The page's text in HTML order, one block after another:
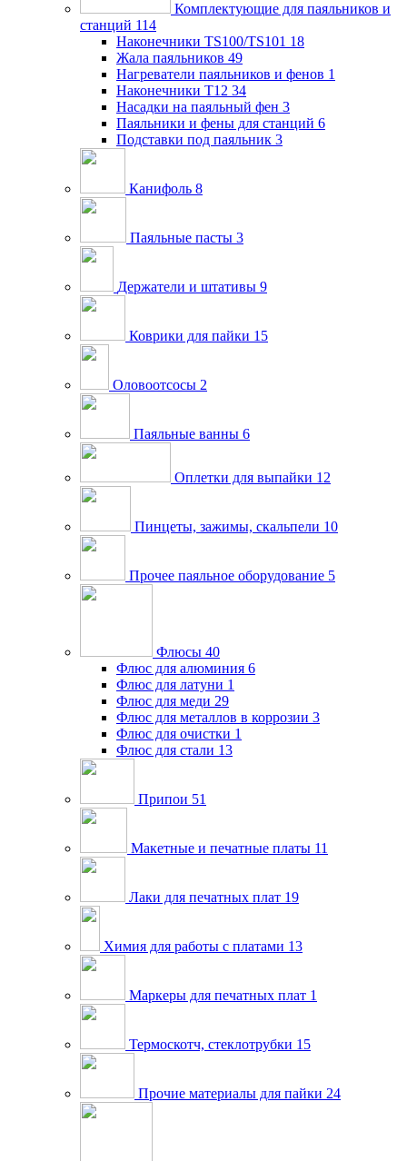
Комплектующие для паяльников и
станций 114
Наконечники TS100/TS101 18
Жала паяльников 49
Нагреватели паяльников и фенов 1
Наконечники T12 34
Насадки на паяльный фен 3
Паяльники и фены для станций 6
Подставки под паяльник 3
Канифоль 8
Паяльные пасты 3
Держатели и штативы 9
Коврики для пайки 15
Оловоотсосы 2
Паяльные ванны 6
Оплетки для выпайки 12
Пинцеты, зажимы, скальпели 10
Прочее паяльное оборудование 5
Флюсы 40
Флюс для алюминия 6
Флюс для латуни 1
Флюс для меди 29
Флюс для металлов в коррозии 3
Флюс для очистки 1
Флюс для стали 13
Припои 51
Макетные и печатные платы 11
Лаки для печатных плат 19
Химия для работы с платами 13
Маркеры для печатных плат 1
Термоскотч, стеклотрубки 15
Прочие материалы для пайки 24